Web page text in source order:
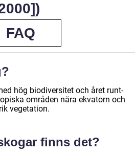
FAQ
hög biodiversitet och året runt-
områden nära ekvatorn och
vegetation.
finns det?